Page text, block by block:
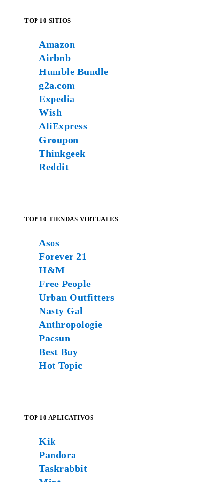
TOP 10 SITIOS
Amazon
Airbnb
Humble Bundle
g2a.com
Expedia
Wish
AliExpress
Groupon
Thinkgeek
Reddit
TOP 10 TIENDAS VIRTUALES
Asos
Forever 21
H&M
Free People
Urban Outfitters
Nasty Gal
Anthropologie
Pacsun
Best Buy
Hot Topic
TOP 10 APLICATIVOS
Kik
Pandora
Taskrabbit